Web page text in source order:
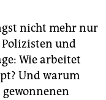
nicht mehr nur
Polizisten und
Wie arbeitet
Und warum